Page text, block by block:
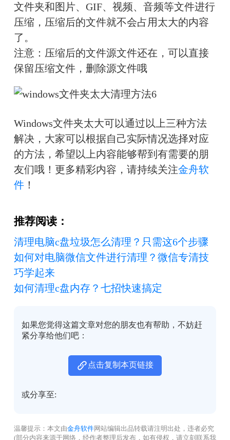
文件夹和图片、GIF、视频、音频等文件进行
压缩，压缩后的文件就不会占用太大的内容
了。
注意：压缩后的文件源文件还在，可以直接
保留压缩文件，删除源文件哦
Windows文件夹太大可以通过以上三种方法
解决，大家可以根据自己实际情况选择对应
的方法，希望以上内容能够帮到有需要的朋
友们哦！ 更多精彩内容，请持续关注金舟软
件！
推荐阅读：
清理电脑c盘垃圾怎么清理？只需这6个步骤
如何对电脑微信文件进行清理？微信专清技
巧学起来
如何清理c盘内存？七招快速搞定
如果您觉得这篇文章对您的朋友也有帮助，不妨赶
紧分享给他们吧：
点击复制本页链接
或分享至:
温馨提示：本文由金舟软件网站编辑出品转载请注明出处，违者必究
(部分内容来源于网络，经作者整理后发布，如有侵权，请立刻联系我